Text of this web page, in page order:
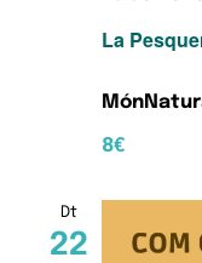
La
8€
Dt
22